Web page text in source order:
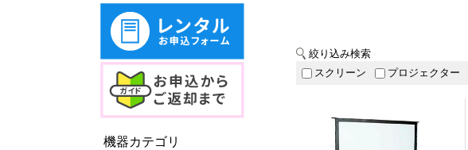
機器カテゴリ
絞り込み検索
スクリーン
プロジェクター